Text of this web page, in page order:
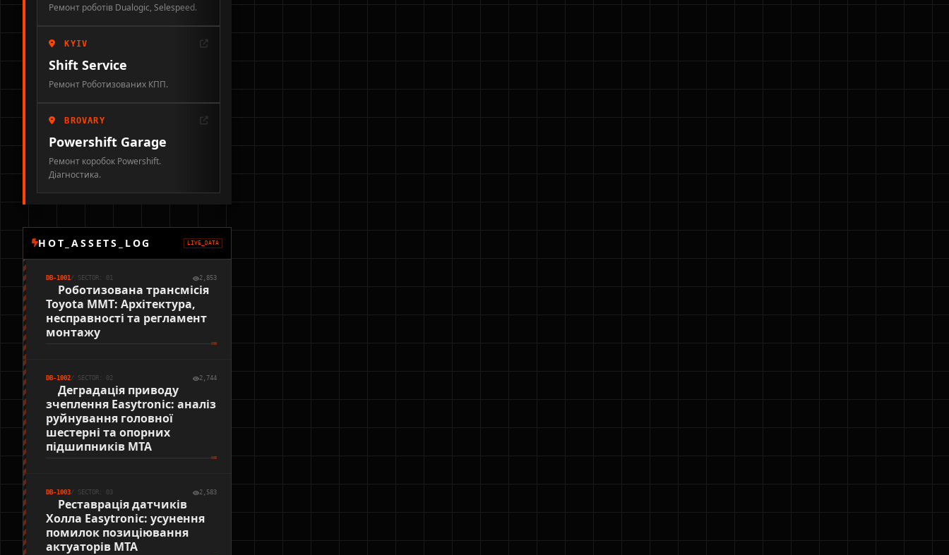
Ремонт роботів Dualogic, Selespeed.
KYIV
Shift Service
Ремонт Роботизованих КПП.
BROVARY
Powershift Garage
Ремонт коробок Powershift.
Діагностика.
HOT_ASSETS_LOG LIVE_DATA
DB-1001/ SECTOR: 01 2,853
Роботизована трансмісія
Toyota MMT: Архітектура,
несправності та регламент
монтажу
DB-1002/ SECTOR: 02 2,744
Деградація приводу
зчеплення Easytronic: аналіз
руйнування головної
шестерні та опорних
підшипників MTA
DB-1003/ SECTOR: 03 2,583
Реставрація датчиків
Холла Easytronic: усунення
помилок позиціювання
актуаторів MTA